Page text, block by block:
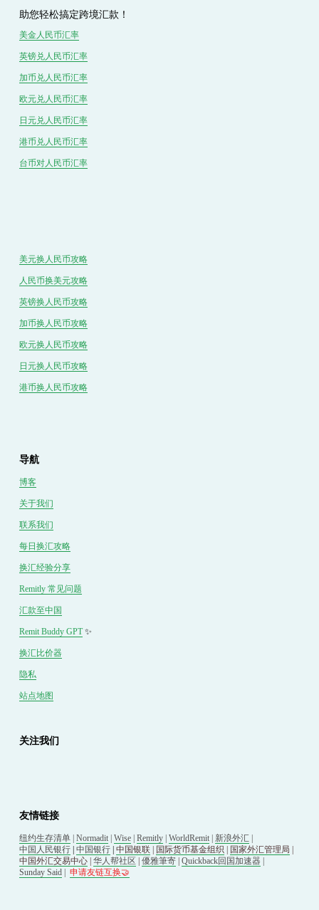
助您轻松搞定跨境汇款！
美金人民币汇率
英镑兑人民币汇率
加币兑人民币汇率
欧元兑人民币汇率
日元兑人民币汇率
港币兑人民币汇率
台币对人民币汇率
导航
博客
关于我们
联系我们
每日换汇攻略
换汇经验分享
Remitly 常见问题
汇款至中国
Remit Buddy GPT ✨
换汇比价器
隐私
站点地图
美元换人民币攻略
人民币换美元攻略
英镑换人民币攻略
加币换人民币攻略
欧元换人民币攻略
日元换人民币攻略
港币换人民币攻略
关注我们
友情链接
纽约生存清单 | Normadit | Wise | Remitly | WorldRemit | 新浪外汇 |
中国人民银行 | 中国银行 | 中国银联 | 国际货币基金组织 | 国家外汇管理局
中国外汇交易中心 | 华人帮社区 優雅筆寄 Quickback回国加速器
Sunday Said | 申请友链互换🤝